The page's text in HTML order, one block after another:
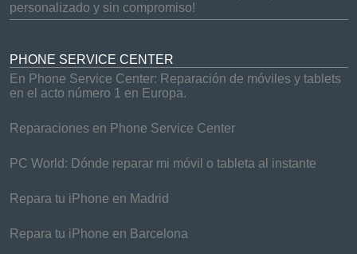
personalizado y sin compromiso!
PHONE SERVICE CENTER
En Phone Service Center: Reparación de móviles y tablets
en el acto número 1 en Europa.
Reparaciones en Phone Service Center
PC World: Dónde reparar mi móvil o tableta al instante
Repara tu iPhone en Madrid
Repara tu iPhone en Barcelona